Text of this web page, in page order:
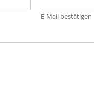
E-Mail bestätigen